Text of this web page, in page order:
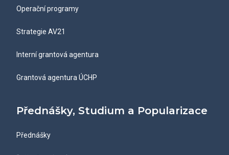
Operační programy
Strategie AV21
Interní grantová agentura
Grantová agentura ÚCHP
Přednášky, Studium a Popularizace
Přednášky